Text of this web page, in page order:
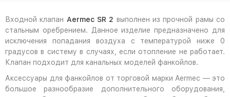
Входной клапан Aermec SR 2 выполнен из прочной рамы со
стальным оребрением. Данное изделие предназначено для
исключения попадания воздуха с температурой ниже 0
градусов в систему в случаях, если отопление не работает.
Клапан подходит для канальных моделей фанкойлов.
Аксессуары для фанкойлов от торговой марки Aermec — это
большое разнообразие дополнительного оборудования,